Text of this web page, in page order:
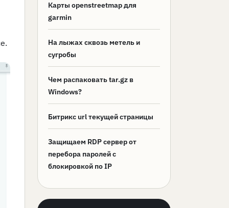
Карты openstreetmap для
garmin
На лыжах сквозь метель и
сугробы
Чем распаковать tar.gz в
Windows?
Битрикс url текущей страницы
Защищаем RDP сервер от
перебора паролей с
блокировкой по IP